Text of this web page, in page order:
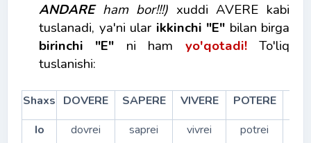
ANDARE ham bor!!!) xuddi AVERE kabi
tuslanadi, ya'ni ular ikkinchi "E" bilan birga
birinchi
"E" ni ham yo'qotadi!
To'liq
tuslanishi:
Shaxs DOVERE SAPERE VIVERE POTERE
Io
dovrei saprei vivrei potrei